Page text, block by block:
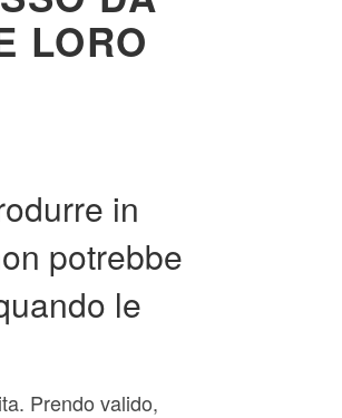
LORO
in
potrebbe
le
Prendo valido,